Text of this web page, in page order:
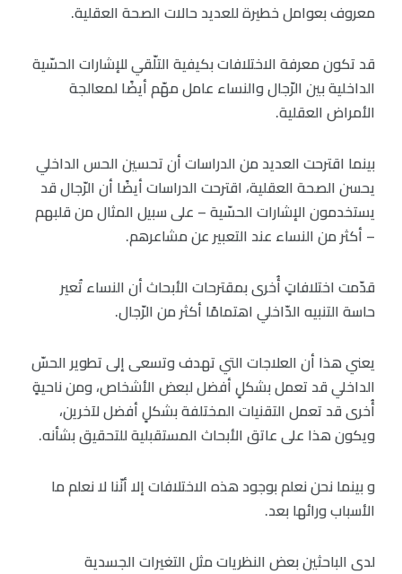
معروف بعوامل خطيرة للعديد حالات الصحة العقلية.
قد تكون معرفة الاختلافات بكيفية التلّقي للإشارات الحسّية
الداخلية بين الرّجال والنساء عامل مهّم أيضًا لمعالجة
الأمراض العقلية.
بينما اقترحت العديد من الدراسات أن تحسين الحس الداخلي
يحسن الصحة العقلية، اقترحت الدراسات أيضًا أن الرّجال قد
يستخدمون الإشارات الحسّية – على سبيل المثال من قلبهم
– أكثر من النساء عند التعبير عن مشاعرهم.
قدّمت اختلافاتٍ أُخرى بمقترحات الأبحاث أن النساء تُعير
حاسة التنبيه الدّاخلي اهتمامًا أكثر من الرّجال.
يعني هذا أن العلاجات التي تهدف وتسعى إلى تطوير الحسّ
الداخلي قد تعمل بشكلٍ أفضل لبعض الأشخاص، ومن ناحيةٍ
أُخرى قد تعمل التقنيات المختلفة بشكلٍ أفضل لآخرين،
ويكون هذا على عاتق الأبحاث المستقبلية للتحقيق بشأنه.
و بينما نحن نعلم بوجود هذه الاختلافات إلا أنّنا لا نعلم ما
الأسباب ورائها بعد.
لدى الباحثين بعض النظريات مثل التغيرات الجسدية